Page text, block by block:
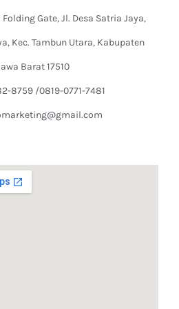
Gate, Jl. Desa Satria Jaya,
Kec. Tambun Utara, Kabupaten
Barat 17510
8759 /0819-0771-7481